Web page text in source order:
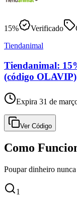
15% Verificado
Tiendanimal
Tiendanimal:
(código OLAVIP)
Expira 31 de
Ver Código
Como
Poupar dinheiro
1